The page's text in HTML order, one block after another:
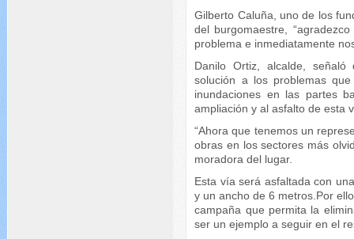
Gilberto Caluña, uno de los
del burgomaestre,
problema e inmediatamente
Danilo Ortiz, alcalde,
solución a los problemas
inundaciones en las partes
ampliación y al asfalto de esta
“Ahora que tenemos un
obras en los sectores más
moradora del lugar.
Esta vía será asfaltada con
y un ancho de 6 metros.Por
campaña que permita la
ser un ejemplo a seguir en el